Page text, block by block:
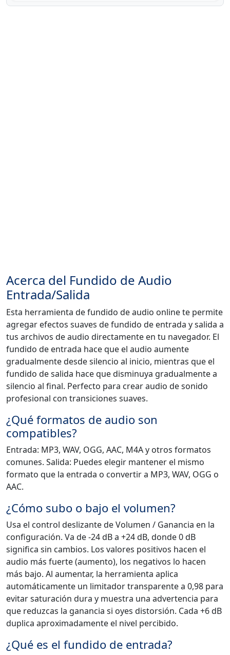
Acerca del Fundido de Audio
Entrada/Salida
Esta herramienta de fundido de audio online te permite
agregar efectos suaves de fundido de entrada y salida a
tus archivos de audio directamente en tu navegador. El
fundido de entrada hace que el audio aumente
gradualmente desde silencio al inicio, mientras que el
fundido de salida hace que disminuya gradualmente a
silencio al final. Perfecto para crear audio de sonido
profesional con transiciones suaves.
¿Qué formatos de audio son
compatibles?
Entrada: MP3, WAV, OGG, AAC, M4A y otros formatos
comunes. Salida: Puedes elegir mantener el mismo
formato que la entrada o convertir a MP3, WAV, OGG o
AAC.
¿Cómo subo o bajo el volumen?
Usa el control deslizante de Volumen / Ganancia en la
configuración. Va de -24 dB a +24 dB, donde 0 dB
significa sin cambios. Los valores positivos hacen el
audio más fuerte (aumento), los negativos lo hacen
más bajo. Al aumentar, la herramienta aplica
automáticamente un limitador transparente a 0,98 para
evitar saturación dura y muestra una advertencia para
que reduzcas la ganancia si oyes distorsión. Cada +6 dB
duplica aproximadamente el nivel percibido.
¿Qué es el fundido de entrada?